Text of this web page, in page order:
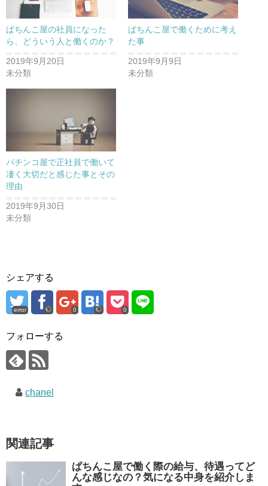
ぱちんこ屋の社員になった
ら、どういう人と働くのか？
2019年9月20日
未分類
ぱちんこ屋で働くために考え
た事
2019年9月9日
未分類
パチンコ屋で正社員で働いて
凄く大切だと感じた事とその
理由
2019年9月30日
未分類
シェアする
error 0 0
フォローする
chanel
関連記事
ぱちんこ屋で働く際の給与、待遇ってど
んな感じなの？気になる中身を紹介しま